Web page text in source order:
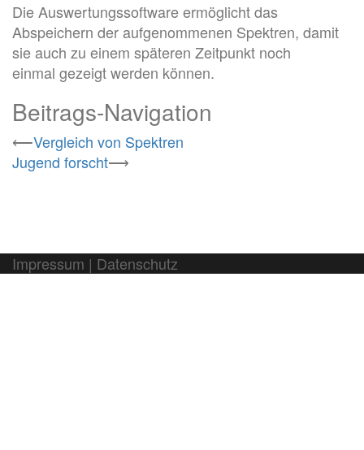
Die Auswertungssoftware ermöglicht das
Abspeichern der aufgenommenen Spektren, damit
sie auch zu einem späteren Zeitpunkt noch
einmal gezeigt werden können.
Beitrags-Navigation
⟵Vergleich von Spektren
Jugend forscht⟶
Impressum | Datenschutz